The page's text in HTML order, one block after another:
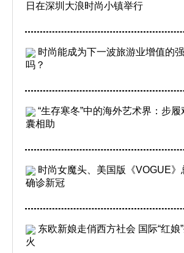
日在深圳大浪时尚小镇举行
时尚能成为下一波旅游业增值的
吗？
“生存寒冬”中的海外艺术界：步
囊相助
时尚女魔头、美国版《VOGUE》
确诊新冠
东欧新娘走俏西方社会 国际“红娘
火